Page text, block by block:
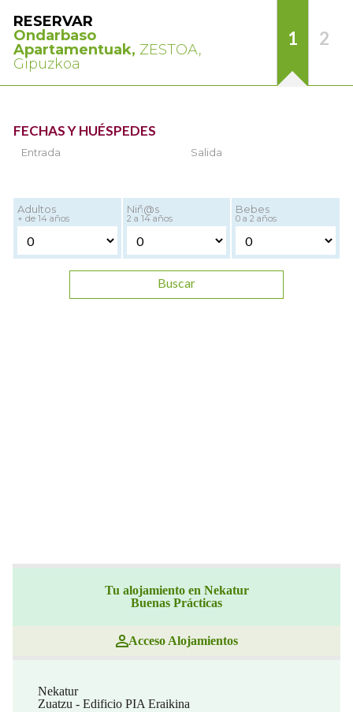
RESERVAR
Ondarbaso
Apartamentuak, ZESTOA,
Gipuzkoa
1 2
FECHAS Y HUÉSPEDES
Entrada Salida
Adultos
+ de 14 años
Niñ@s
2 a 14 años
Bebes
0 a 2 años
Buscar
Tu alojamiento en Nekatur
Buenas Prácticas
Acceso Alojamientos
Nekatur
Zuatzu - Edificio PIA Eraikina